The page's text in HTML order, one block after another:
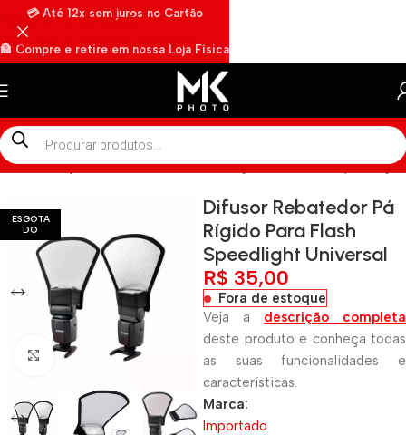
Pular para a navegação
Pular para o conteúdo principal
Início»Shop»Difusor Rebatedor Pá Rígido Para Flash
ESGOTA
DO
Clique para ampliar
Difusor Rebatedor Pá
Rígido Para Flash
Speedlight Universal
R$ 35,00
Fora de estoque
Veja a descrição completa
deste produto e conheça todas
as suas funcionalidades e
características.
Marca:
Importado
💳 Até 12x sem juros no Cartão
🏦 Compre e retire em nossa Loja Física
🏍️ Envios rápidos por Motoboy